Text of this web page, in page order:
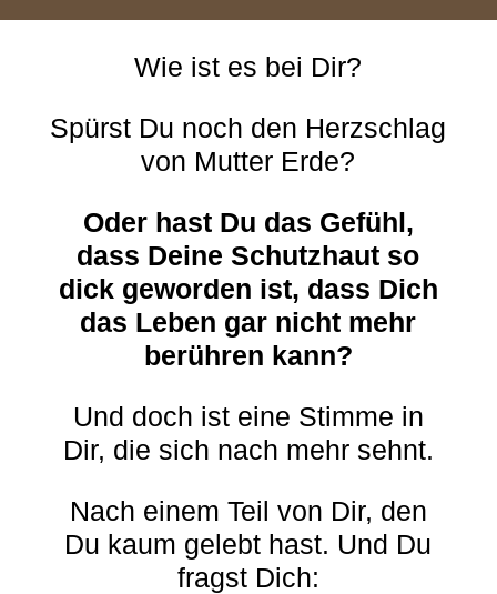
Wie ist es bei Dir?
Spürst Du noch den Herzschlag
von Mutter Erde?
Oder hast Du das Gefühl,
dass Deine Schutzhaut so
dick geworden ist, dass Dich
das Leben gar nicht mehr
berühren kann?
Und doch ist eine Stimme in
Dir, die sich nach mehr sehnt.
Nach einem Teil von Dir, den
Du kaum gelebt hast. Und Du
fragst Dich: